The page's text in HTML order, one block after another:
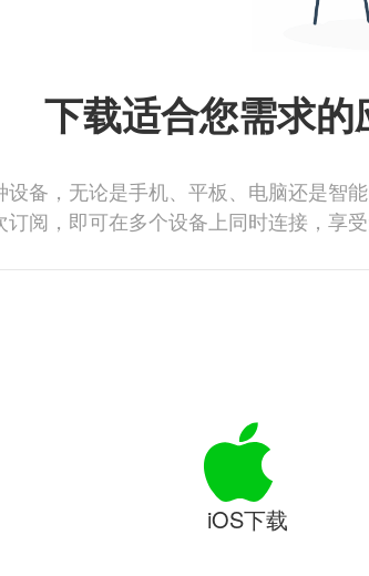
下载适合您需求的
备，无论是手机、平板、电脑还是智
订阅，即可在多个设备上同时连接，享受
iOS下载